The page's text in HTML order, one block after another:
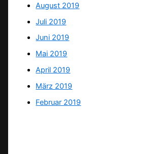
August 2019
Juli 2019
Juni 2019
Mai 2019
April 2019
März 2019
Februar 2019